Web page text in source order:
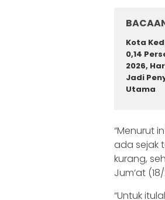
Kota
0,14
2026,
Jadi
Utama
“Menurut
ada sejak
kurang,
Jum’at
“Untuk